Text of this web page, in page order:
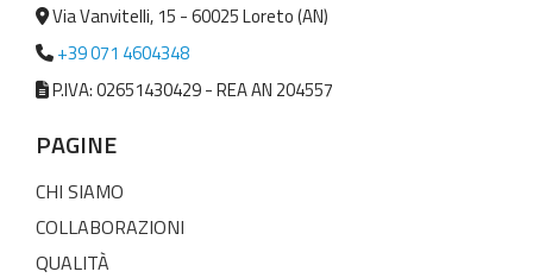
Via Vanvitelli, 15 - 60025 Loreto (AN)
+39 071 4604348
P.IVA: 02651430429 - REA AN 204557
PAGINE
CHI SIAMO
COLLABORAZIONI
QUALITÀ